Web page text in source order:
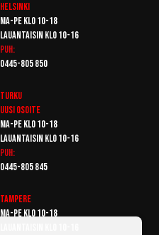
Helsinki
Ma-pe klo 10-18
Lauantaisin klo 10-16
Puh:
0445-805 850
Turku
Uusi osoite
Ma-pe klo 10-18
Lauantaisin klo 10-16
Puh:
0445-805 845
Tampere
Ma-pe klo 10-18